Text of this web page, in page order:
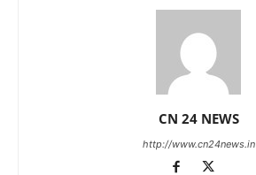
CN 24 NEWS
http://www.cn24news.in